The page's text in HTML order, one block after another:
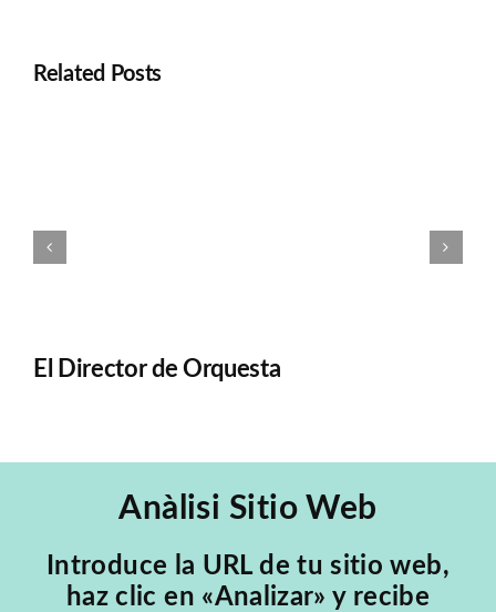
Related Posts
El Director de Orquesta
Anàlisi Sitio Web
Introduce la URL de tu sitio web,
haz clic en «Analizar» y recibe